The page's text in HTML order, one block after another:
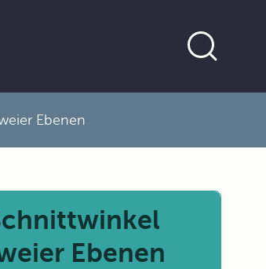
Ebenen
Ebenen